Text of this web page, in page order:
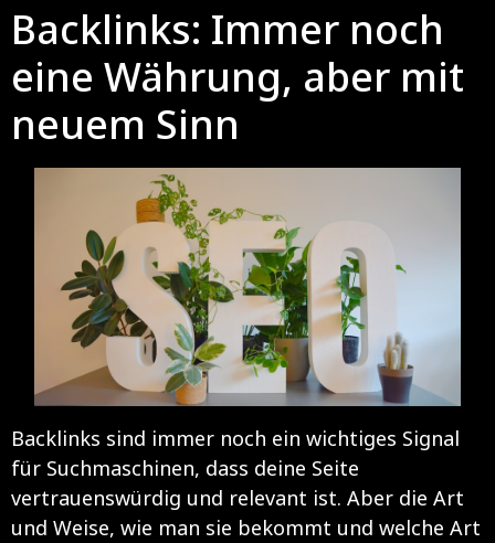
Backlinks: Immer noch
eine Währung, aber mit
neuem Sinn
Backlinks sind immer noch ein wichtiges Signal
für Suchmaschinen, dass deine Seite
vertrauenswürdig und relevant ist. Aber die Art
und Weise, wie man sie bekommt und welche Art